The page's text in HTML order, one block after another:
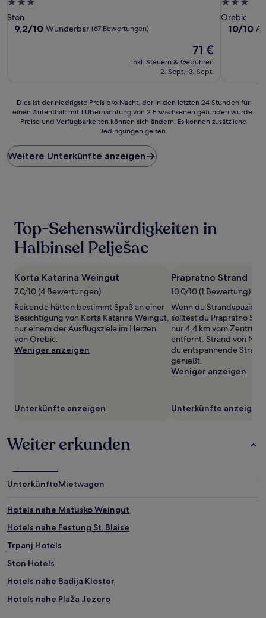
Sterne-
Unterkunft
Ston
9.2
9,2/10 Wunderbar (67 Bewertungen)
Der
Preis
beträgt
71 €
inkl. Steuern & Gebühren
2. Sept.–3. Sept.
Sterne-
Orebic
10.0
10/10
Dies
ist
Preis
pro
Nacht,
24 Stunden
einen
Aufenthalt
1 Übernachtung
2 Erwachsenen
gefunden
wurde.
Preise
und
Verfügbarkeiten
zusätzliche
Dies ist der niedrigste Preis pro Nacht, der in den letzten 24 Stunden für
einen Aufenthalt mit 1 Übernachtung von 2 Erwachsenen gefunden wurde.
Preise und Verfügbarkeiten können sich ändern. Es können zusätzliche
Bedingungen gelten.
Weitere Unterkünfte anzeigen
Top-Sehenswürdigkeiten in
Halbinsel Pelješac
Korta Katarina Weingut
7.0/10 (4 Bewertungen)
Reisende hätten bestimmt Spaß an einer
Besichtigung von Korta Katarina Weingut,
nur einem der Ausflugsziele im Herzen
von Orebic.
Weniger anzeigen
Unterkünfte anzeigen
Prapratno Strand
10.0/10 (1 Bewertung)
Wenn du
solltest du Prapratno
nur 4,4 km vom Zentrum
entfernt. Strand von
du entspannende
genießt.
Weniger anzeigen
Unterkünfte anzeigen
Weiter erkunden
UnterkünfteMietwagen
Hotels nahe Matusko Weingut
Hotels nahe Festung St. Blaise
Trpanj Hotels
Ston Hotels
Hotels nahe Badija Kloster
Hotels nahe Plaža Jezero